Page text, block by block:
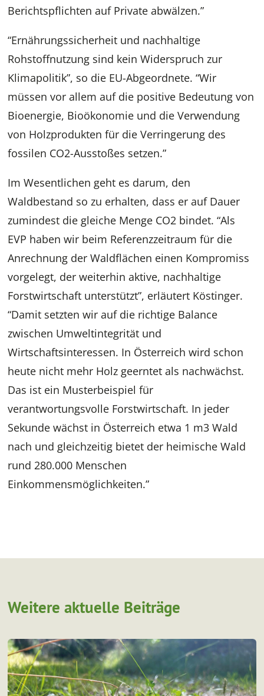
Berichtspflichten auf Private abwälzen.”
“Ernährungssicherheit und nachhaltige
Rohstoffnutzung sind kein Widerspruch zur
Klimapolitik”, so die EU-Abgeordnete. “Wir
müssen vor allem auf die positive Bedeutung von
Bioenergie, Bioökonomie und die Verwendung
von Holzprodukten für die Verringerung des
fossilen CO2-Ausstoßes setzen.”
Im Wesentlichen geht es darum, den
Waldbestand so zu erhalten, dass er auf Dauer
zumindest die gleiche Menge CO2 bindet. “Als
EVP haben wir beim Referenzzeitraum für die
Anrechnung der Waldflächen einen Kompromiss
vorgelegt, der weiterhin aktive, nachhaltige
Forstwirtschaft unterstützt”, erläutert Köstinger.
“Damit setzten wir auf die richtige Balance
zwischen Umweltintegrität und
Wirtschaftsinteressen. In Österreich wird schon
heute nicht mehr Holz geerntet als nachwächst.
Das ist ein Musterbeispiel für
verantwortungsvolle Forstwirtschaft. In jeder
Sekunde wächst in Österreich etwa 1 m3 Wald
nach und gleichzeitig bietet der heimische Wald
rund 280.000 Menschen
Einkommensmöglichkeiten.”
Weitere aktuelle Beiträge